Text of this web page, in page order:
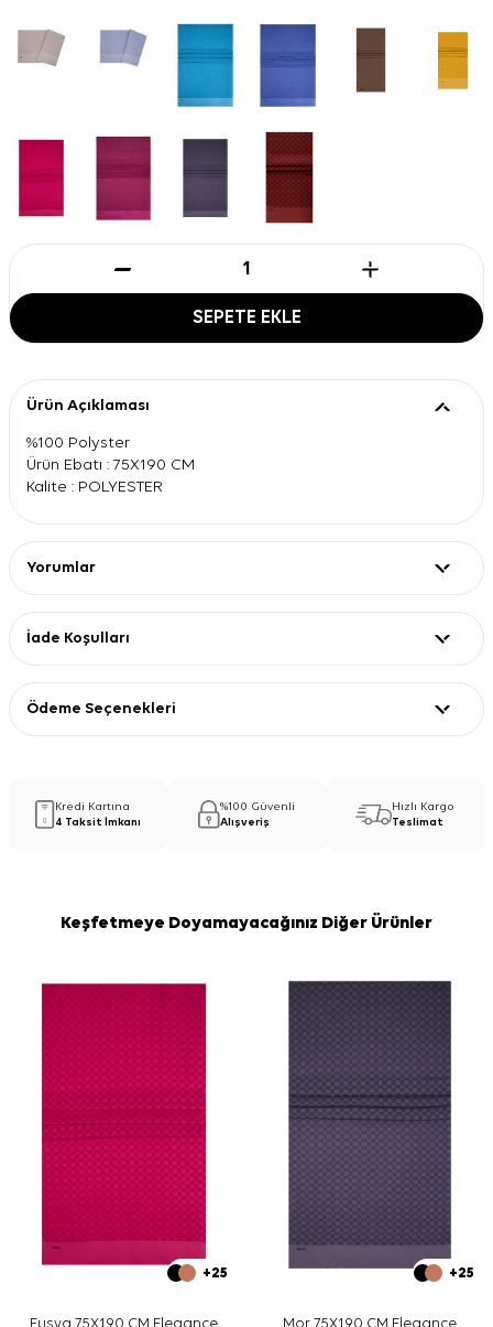
SEPETE EKLE
Ürün Açıklaması
%100 Polyster
Ürün Ebatı : 75X190 CM
Kalite : POLYESTER
Yorumlar
İade Koşulları
Ödeme Seçenekleri
Kredi Kartına
4 Taksit İmkanı
%100 Güvenli
Alışveriş
Hızlı Kargo
Teslimat
Keşfetmeye Doyamayacağınız Diğer Ürünler
+25 +25